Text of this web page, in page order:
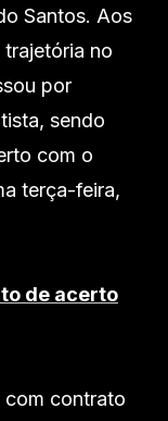
Santos. Aos
no
por
sendo
com o
terça-feira,
de acerto
com contrato